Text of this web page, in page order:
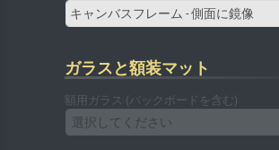
キャンバスフレーム - 側面に鏡像
ガラスと額装マット
額用ガラス (バックボードを含む)
選択してください